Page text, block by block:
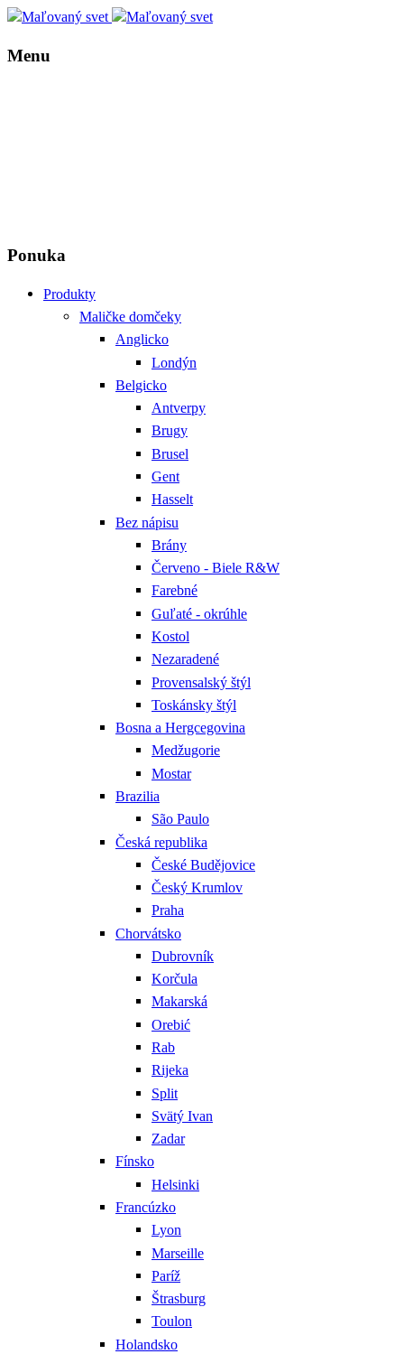
Menu
Ponuka
Produkty
Maličke domčeky
Anglicko
Londýn
Belgicko
Antverpy
Brugy
Brusel
Gent
Hasselt
Bez nápisu
Brány
Červeno - Biele R&W
Farebné
Guľaté - okrúhle
Kostol
Nezaradené
Provensalský štýl
Toskánsky štýl
Bosna a Hergcegovina
Medžugorie
Mostar
Brazilia
São Paulo
Česká republika
České Budějovice
Český Krumlov
Praha
Chorvátsko
Dubrovník
Korčula
Makarská
Orebić
Rab
Rijeka
Split
Svätý Ivan
Zadar
Fínsko
Helsinki
Francúzko
Lyon
Marseille
Paríž
Štrasburg
Toulon
Holandsko